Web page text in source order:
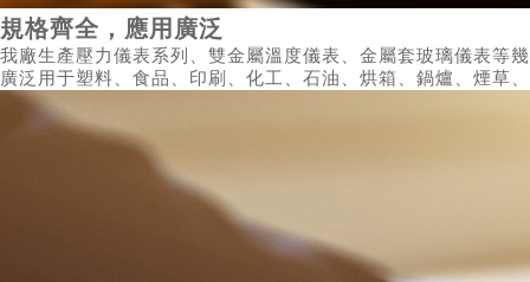
規格齊全，應用廣泛
我廠生產壓力儀表系列、雙金屬溫度儀表、金屬套玻璃儀表等
廣泛用于塑料、食品、印刷、化工、石油、烘箱、鍋爐、煙草